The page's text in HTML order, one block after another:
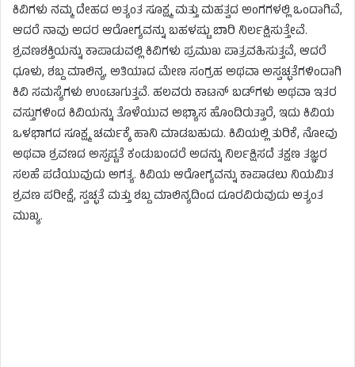
ಕಿವಿಗಳು ನಮ್ಮ ದೇಹದ ಅತ್ಯಂತ ಸೂಕ್ಷ್ಮ ಮತ್ತು ಮಹತ್ವದ ಅಂಗಗಳಲ್ಲಿ ಒಂದಾಗಿವೆ,
ಆದರೆ ನಾವು ಅದರ ಆರೋಗ್ಯವನ್ನು ಬಹಳಷ್ಟು ಬಾರಿ ನಿರ್ಲಕ್ಷಿಸುತ್ತೇವೆ.
ಶ್ರವಣಶಕ್ತಿಯನ್ನು ಕಾಪಾಡುವಲ್ಲಿ ಕಿವಿಗಳು ಪ್ರಮುಖ ಪಾತ್ರವಹಿಸುತ್ತವೆ, ಆದರೆ
ಧೂಳು, ಶಬ್ದ ಮಾಲಿನ್ಯ, ಅತಿಯಾದ ಮೇಣ ಸಂಗ್ರಹ ಅಥವಾ ಅಸ್ವಚ್ಛತೆಗಳಿಂದಾಗಿ
ಕಿವಿ ಸಮಸ್ಯೆಗಳು ಉಂಟಾಗುತ್ತವೆ. ಹಲವರು ಕಾಟನ್‌ ಬಡ್‌ಗಳು ಅಥವಾ ಇತರ
ವಸ್ತುಗಳಿಂದ ಕಿವಿಯನ್ನು ತೊಳೆಯುವ ಅಭ್ಯಾಸ ಹೊಂದಿರುತ್ತಾರೆ, ಇದು ಕಿವಿಯ
ಒಳಭಾಗದ ಸೂಕ್ಷ್ಮ ಚರ್ಮಕ್ಕೆ ಹಾನಿ ಮಾಡಬಹುದು. ಕಿವಿಯಲ್ಲಿ ತುರಿಕೆ, ನೋವು
ಅಥವಾ ಶ್ರವಣದ ಅಸ್ಪಷ್ಟತೆ ಕಂಡುಬಂದರೆ ಅದನ್ನು ನಿರ್ಲಕ್ಷಿಸದೆ ತಕ್ಷಣ ತಜ್ಞರ
ಸಲಹೆ ಪಡೆಯುವುದು ಅಗತ್ಯ. ಕಿವಿಯ ಆರೋಗ್ಯವನ್ನು ಕಾಪಾಡಲು ನಿಯಮಿತ
ಶ್ರವಣ ಪರೀಕ್ಷೆ, ಸ್ವಚ್ಛತೆ ಮತ್ತು ಶಬ್ದ ಮಾಲಿನ್ಯದಿಂದ ದೂರವಿರುವುದು ಅತ್ಯಂತ
ಮುಖ್ಯ.